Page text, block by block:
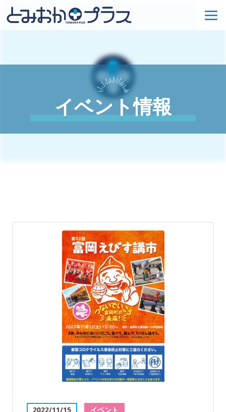
イベント情報
2022/11/15 イベント